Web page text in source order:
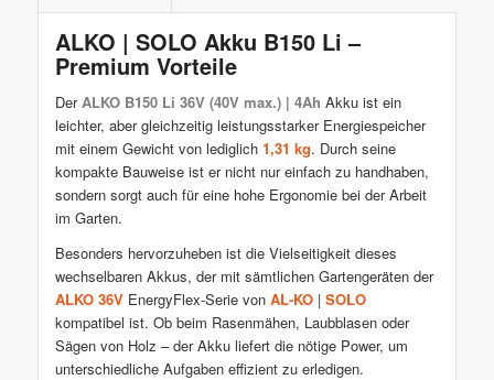
ALKO | SOLO Akku B150 Li –
Premium Vorteile
Der ALKO B150 Li 36V (40V max.) | 4Ah Akku ist ein
leichter, aber gleichzeitig leistungsstarker Energiespeicher
mit einem Gewicht von lediglich 1,31 kg. Durch seine
kompakte Bauweise ist er nicht nur einfach zu handhaben,
sondern sorgt auch für eine hohe Ergonomie bei der Arbeit
im Garten.
Besonders hervorzuheben ist die Vielseitigkeit dieses
wechselbaren Akkus, der mit sämtlichen Gartengeräten der
ALKO 36VEnergyFlex-Serie von AL-KO| SOLO
kompatibel ist. Ob beim Rasenmähen, Laubblasen oder
Sägen von Holz – der Akku liefert die nötige Power, um
unterschiedliche Aufgaben effizient zu erledigen.